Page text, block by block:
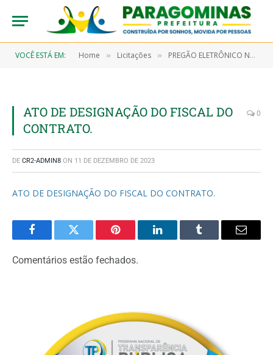
VOCÊ ESTÁ EM: Home » Licitações » PREGÃO ELETRÔNICO N° 9/2023-00028 (AQUISIÇÃO DE MATERIAIS DE CONSUMO (MATERIAIS DE LIMPEZA, EXPEDIENTE E MATERIAS DIDÁTICO), PARA ATENDER AS ESCOLAS PEQUENO PORTE DA REDE MUNICIPAL DE ENSINO FUNDAMENTAL DA ZONA RURAL E ÁREAS INDÍGENAS)
ATO DE DESIGNAÇÃO DO FISCAL DO
CONTRATO.
0
DE CR2-ADMIN8 ON 11 DE DEZEMBRO DE 2023
ATO DE DESIGNAÇÃO DO FISCAL DO CONTRATO.
FacebookTwitter Pinterest LinkedInTumblr Email
Comentários estão fechados.